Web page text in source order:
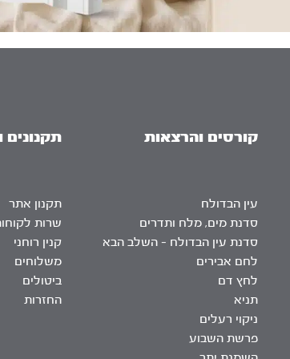
קורסים והרצאות
עין הבדולח
סדנת מים, מלח ותדרים
סדנת עין הבדולח – השלב הבא
לחם אבירים
לחץ דם
תניא
ניקוי רעלים
פרשת השבוע
תקנונים
תקנון אתר
שרות
קנין רוחני
משלוחים
ביטולים
החזרות